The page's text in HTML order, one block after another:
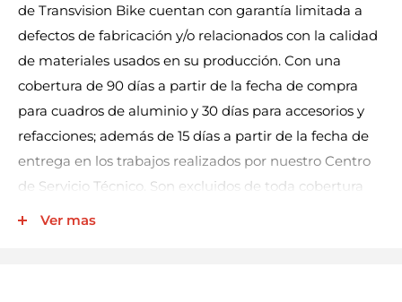
de Transvision Bike cuentan con garantía limitada a
defectos de fabricación y/o relacionados con la calidad
de materiales usados en su producción. Con una
cobertura de 90 días a partir de la fecha de compra
para cuadros de aluminio y 30 días para accesorios y
refacciones; además de 15 días a partir de la fecha de
entrega en los trabajos realizados por nuestro Centro
de Servicio Técnico. Son excluidos de toda cobertura
Ver mas